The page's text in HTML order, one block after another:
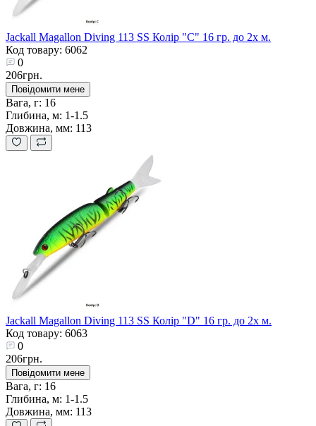
Jackall Magallon Diving 113 SS Колір "C" 16 гр. до 2х м.
Код товару: 6062
0
206грн.
Повідомити мене
Вага, г: 16
Глибина, м: 1-1.5
Довжина, мм: 113
Jackall Magallon Diving 113 SS Колір "D" 16 гр. до 2х м.
Код товару: 6063
0
206грн.
Повідомити мене
Вага, г: 16
Глибина, м: 1-1.5
Довжина, мм: 113